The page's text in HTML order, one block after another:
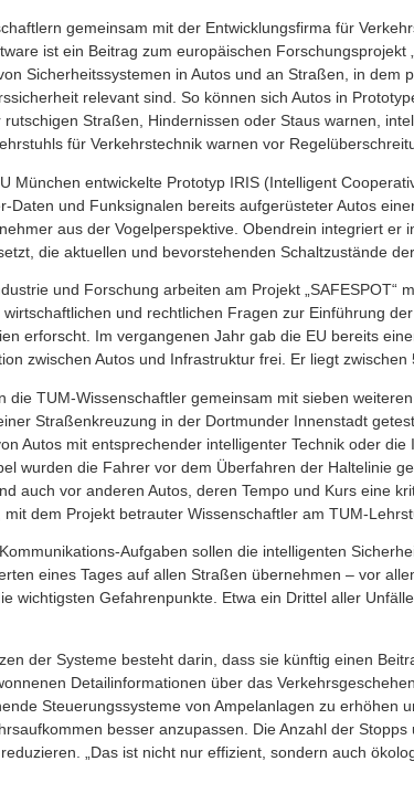
gemeinsam mit der Entwicklungsfirma für
ist ein Beitrag zum europäischen Forschungsprojekt
Sicherheitssystemen in Autos und an Straßen, in dem
relevant sind. So können sich Autos in
Straßen, Hindernissen oder Staus warnen,
für Verkehrstechnik warnen vor
München entwickelte Prototyp IRIS (Intelligent
Daten und Funksignalen bereits aufgerüsteter Autos
aus der Vogelperspektive. Obendrein integriert er
die aktuellen und bevorstehenden Schaltzustände
und Forschung arbeiten am Projekt „SAFESPOT“
und rechtlichen Fragen zur Einführung
erforscht. Im vergangenen Jahr gab die EU bereits
zwischen Autos und Infrastruktur frei. Er liegt
die TUM-Wissenschaftler gemeinsam mit sieben
Straßenkreuzung in der Dortmunder Innenstadt
Autos mit entsprechender intelligenter Technik oder die
wurden die Fahrer vor dem Überfahren der Haltelinie
auch vor anderen Autos, deren Tempo und Kurs eine
dem Projekt betrauter Wissenschaftler am TUM-
Aufgaben sollen die intelligenten
eines Tages auf allen Straßen übernehmen – vor
wichtigsten Gefahrenpunkte. Etwa ein Drittel aller
der Systeme besteht darin, dass sie künftig einen
Detailinformationen über das
Steuerungssysteme von Ampelanlagen zu erhöhen
besser anzupassen. Die Anzahl der
„Das ist nicht nur effizient, sondern auch